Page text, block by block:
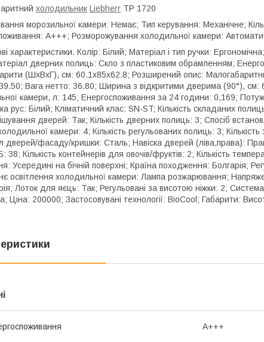
холодильник Liebherr TP 1720
морозильної камери: Немає; Тип керування: Механічне;
A+++; Розморожування холодильної камери:
характеристики. Колір: Білий; Матеріал і тип ручки:
дверних полиць: Скло з пластиковим обрамленням;
(ШхВхГ), см: 60.1x85x62.8; Розширений опис:
Вага нетто: 36.80; Ширина з відкритими дверима (90°),
камери, л: 145; Енергоспоживання за 24 години: 0,169;
рус: Білий; Кліматичний клас: SN-ST; Кількість складаних
дверей: Так; Кількість дверних полиць: 3; Спосіб
камери: 4; Кількість регульованих полиць: 3;
дверей/фасаду/кришки: Сталь; Навіска дверей (ліва,права):
38; Кількість контейнерів для овочів/фруктів: 2; Кількість
Усередині на бічній поверхні; Країна походження: Болгарія;
освітлення холодильної камери: Лампа розжарювання;
Лоток для яєць: Так; Регульовані за висотою ніжки: 2;
Ціна: 200000; Застосовувані технології: BioCool; Габарити:
A+++